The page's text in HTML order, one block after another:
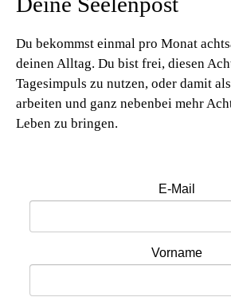
Du bekommst einmal pro Monat
deinen Alltag. Du bist frei, diesen
Tagesimpuls zu nutzen, oder damit
arbeiten und ganz nebenbei mehr
Leben zu bringen.
E-Mail
Vorname